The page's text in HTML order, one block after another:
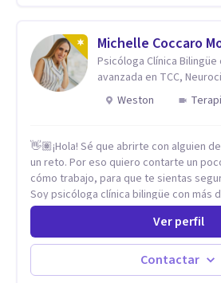
Michelle Coccaro
Psicóloga Clínica
avanzada en TCC,
Emocional.
Weston
👋🏽¡Hola! Sé que abrirte con alguien
un reto. Por eso quiero contarte un
cómo trabajo, para que te sientas
Soy psicóloga clínica bilingüe con más
experiencia. He dictado conferencias,
ejercido como profesora universitaria.
vivido en varios países y conozco de
significa ser migrante, adaptarse a los
nuevo.
Ver perfil
Contactar